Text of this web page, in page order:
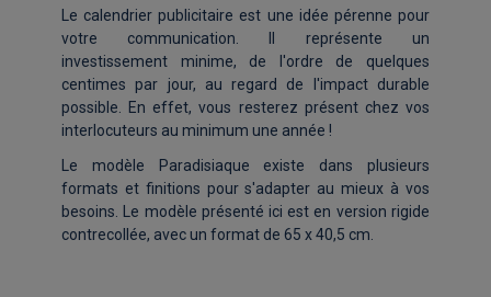
Le calendrier publicitaire est une idée pérenne pour
votre communication. Il représente un
investissement minime, de l'ordre de quelques
centimes par jour, au regard de l'impact durable
possible. En effet, vous resterez présent chez vos
interlocuteurs au minimum une année !
Le modèle Paradisiaque existe dans plusieurs
formats et finitions pour s'adapter au mieux à vos
besoins. Le modèle présenté ici est en version rigide
contrecollée, avec un format de 65 x 40,5 cm.